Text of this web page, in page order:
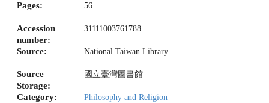
Pages: 56
Accession
number:
31111003761788
Source: National Taiwan Library
Source
Storage:
國立臺灣圖書館
Category: Philosophy and Religion